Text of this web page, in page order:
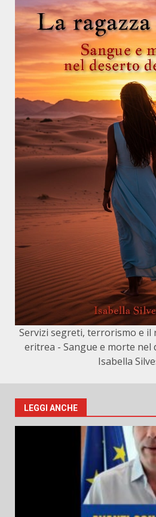
Servizi segreti, terrorismo e il
eritrea - Sangue e morte nel
Isabella
LEGGI ANCHE